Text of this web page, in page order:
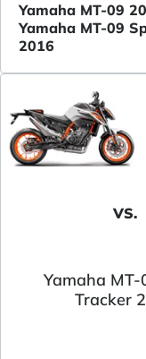
Yamaha MT-09
Yamaha MT-09
2016
VS.
Yamaha
Tracker